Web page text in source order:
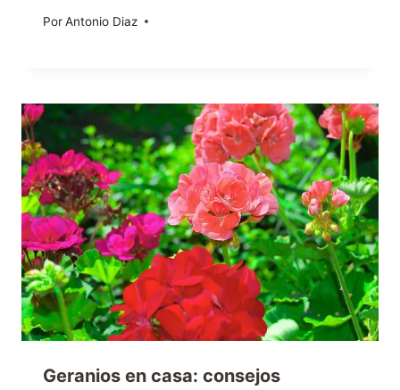
PorAntonio Diaz
14/01/2026
Geranios en casa: consejos